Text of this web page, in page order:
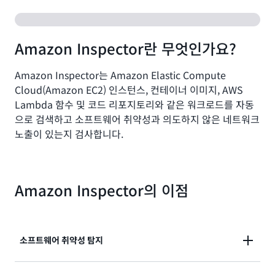
Amazon Inspector란 무엇인가요?
Amazon Inspector는 Amazon Elastic Compute
Cloud(Amazon EC2) 인스턴스, 컨테이너 이미지, AWS
Lambda 함수 및 코드 리포지토리와 같은 워크로드를 자동
으로 검색하고 소프트웨어 취약성과 의도하지 않은 네트워크
노출이 있는지 검사합니다.
Amazon Inspector의 이점
소프트웨어 취약성 탐지